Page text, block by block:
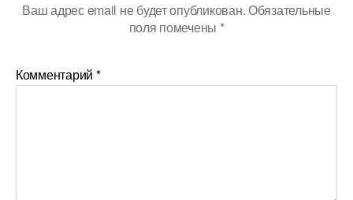
Ваш адрес email не будет опубликован.Обязательные
поля помечены *
Комментарий *